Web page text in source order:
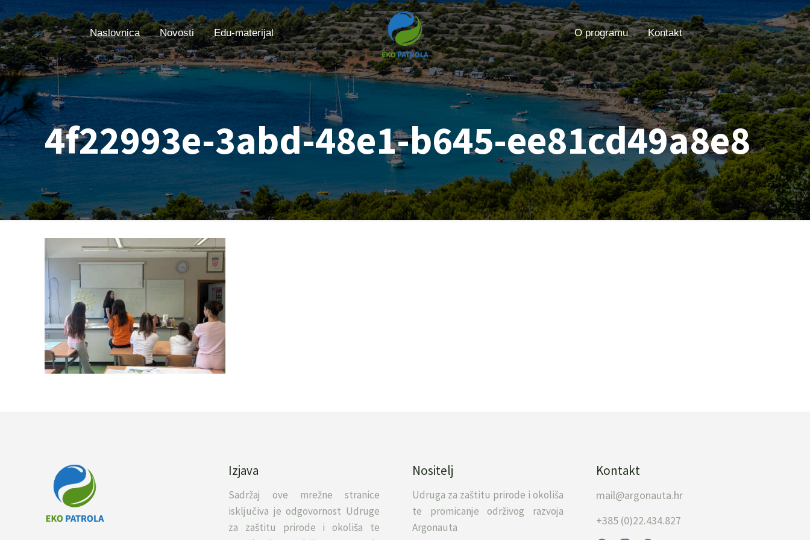
Naslovnica Novosti Edu-materijal O programu Kontakt
4f22993e-3abd-48e1-b645-ee81cd49a8e8
Izjava
Sadržaj ove mrežne stranice
isključiva je odgovornost Udruge
za zaštitu prirode i okoliša te
Nositelj
Udruga za zaštitu prirode i okoliša
te promicanje održivog razvoja
Argonauta
Kontakt
mail@argonauta.hr
+385 (0)22.434.827